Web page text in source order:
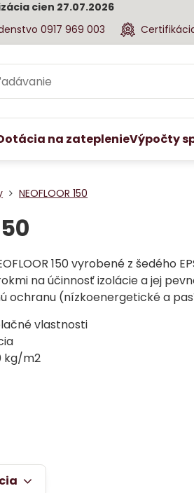
cien 27.07.2026
0917 969 003
na zateplenieVýpočty
NEOFLOOR 150
150 vyrobené z
na účinnosť izolácie a jej
ochranu (nízkoenergetické a
vlastnosti
kg/m2